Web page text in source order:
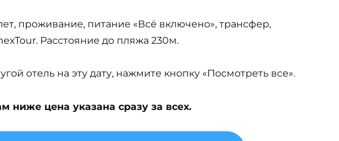
проживание, питание «Всё включено», трансфер,
Расстояние до пляжа 230м.
отель на эту дату, нажмите кнопку «Посмотреть все».
ниже цена указана сразу за всех.